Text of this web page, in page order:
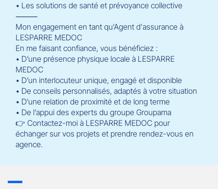
• Les solutions de santé et prévoyance collective
⸻
Mon engagement en tant qu’Agent d'assurance à
LESPARRE MEDOC
En me faisant confiance, vous bénéficiez :
• D’une présence physique locale à LESPARRE
MEDOC
• D’un interlocuteur unique, engagé et disponible
• De conseils personnalisés, adaptés à votre situation
• D’une relation de proximité et de long terme
• De l’appui des experts du groupe Groupama
👉 Contactez-moi à LESPARRE MEDOC pour
échanger sur vos projets et prendre rendez-vous en
agence.